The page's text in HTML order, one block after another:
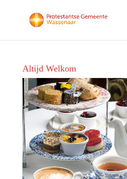
Altijd Welkom